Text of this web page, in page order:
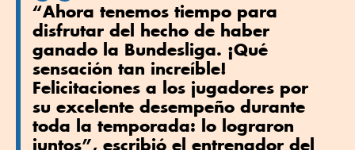
“Ahora tenemos tiempo para
disfrutar del hecho de haber
ganado la Bundesliga. ¡Qué
sensación tan increíble!
Felicitaciones a los jugadores por
su excelente desempeño durante
toda la temporada: lo lograron
juntos”, escribió el entrenador del